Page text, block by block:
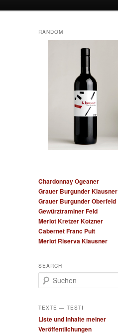
RANDOM
Chardonnay Ogeaner
Grauer Burgunder Klausner
Grauer Burgunder Oberfeld
Gewürztraminer Feld
Merlot Kretzer Kotzner
Cabernet Franc Puit
Merlot Riserva Klausner
SEARCH
u
h
n
TEXTE — TESTI
Liste und Inhalte meiner
Veröffentlichungen